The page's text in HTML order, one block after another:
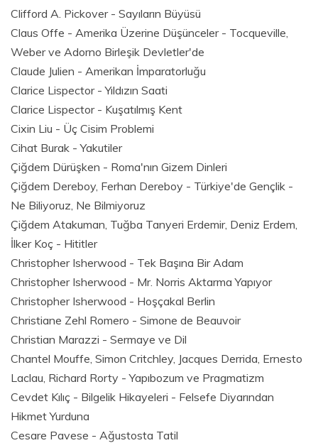
Clifford A. Pickover - Sayıların Büyüsü
Claus Offe - Amerika Üzerine Düşünceler - Tocqueville,
Weber ve Adorno Birleşik Devletler'de
Claude Julien - Amerikan İmparatorluğu
Clarice Lispector - Yıldızın Saati
Clarice Lispector - Kuşatılmış Kent
Cixin Liu - Üç Cisim Problemi
Cihat Burak - Yakutiler
Çiğdem Dürüşken - Roma'nın Gizem Dinleri
Çiğdem Dereboy, Ferhan Dereboy - Türkiye'de Gençlik -
Ne Biliyoruz, Ne Bilmiyoruz
Çiğdem Atakuman, Tuğba Tanyeri Erdemir, Deniz Erdem,
İlker Koç - Hititler
Christopher Isherwood - Tek Başına Bir Adam
Christopher Isherwood - Mr. Norris Aktarma Yapıyor
Christopher Isherwood - Hoşçakal Berlin
Christiane Zehl Romero - Simone de Beauvoir
Christian Marazzi - Sermaye ve Dil
Chantel Mouffe, Simon Critchley, Jacques Derrida, Ernesto
Laclau, Richard Rorty - Yapıbozum ve Pragmatizm
Cevdet Kılıç - Bilgelik Hikayeleri - Felsefe Diyarından
Hikmet Yurduna
Cesare Pavese - Ağustosta Tatil